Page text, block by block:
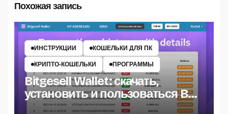
Похожая запись
ИНСТРУКЦИИ
КОШЕЛЬКИ ДЛЯ ПК
КРИПТО‑КОШЕЛЬКИ
ПРОГРАММЫ
Bitgesell Wallet: скачать,
установить и пользоваться BGL
кошельком